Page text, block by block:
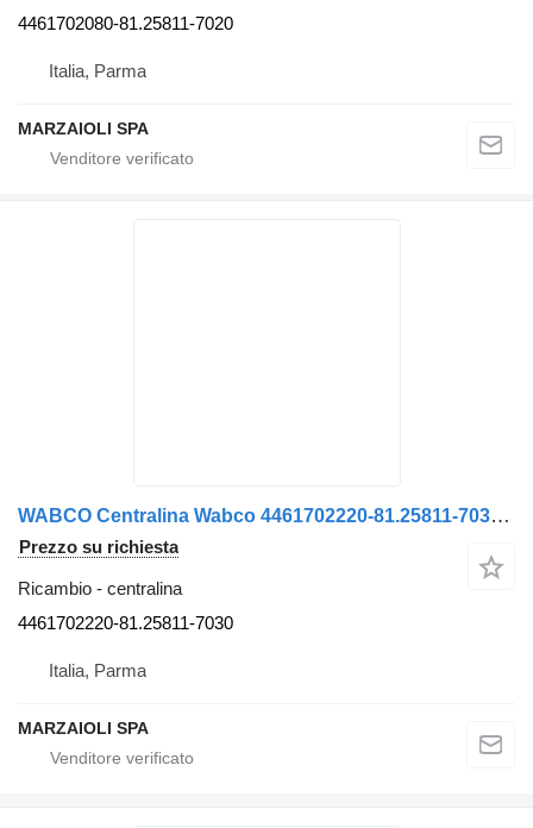
4461702080-81.25811-7020
Italia, Parma
MARZAIOLI SPA
WABCO Centralina Wabco 4461702220-81.25811-7030 Usato Originale per camion MAN
Prezzo su richiesta
Ricambio - centralina
4461702220-81.25811-7030
Italia, Parma
MARZAIOLI SPA